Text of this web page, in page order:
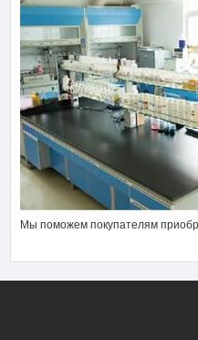
Мы поможем покупателям